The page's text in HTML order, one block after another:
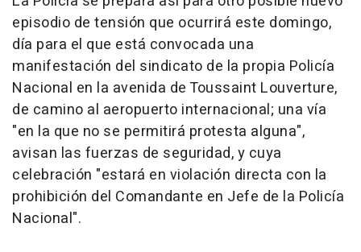
episodio de tensión que ocurrirá este domingo,
día para el que está convocada una
manifestación del sindicato de la propia Policía
Nacional en la avenida de Toussaint Louverture,
de camino al aeropuerto internacional; una vía
"en la que no se permitirá protesta alguna",
avisan las fuerzas de seguridad, y cuya
celebración "estará en violación directa con la
prohibición del Comandante en Jefe de la Policía
Nacional".